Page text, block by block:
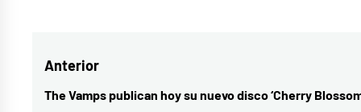
M.O.D.A.
La
Navegación
de
Anterior
Entrada
The Vamps publican hoy su nuevo disco ‘Cherry